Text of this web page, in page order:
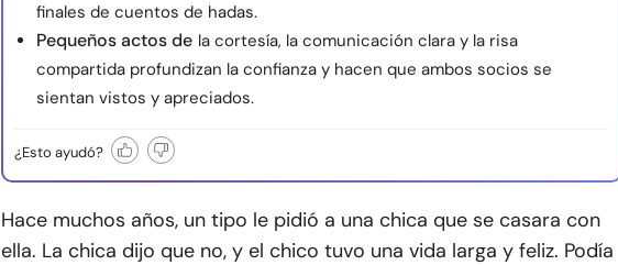
finales de cuentos de hadas.
Pequeños actos de la cortesía, la comunicación clara y la risa
compartida profundizan la confianza y hacen que ambos socios se
sientan vistos y apreciados.
¿Esto ayudó?
Hace muchos años, un tipo le pidió a una chica que se casara con
ella. La chica dijo que no, y el chico tuvo una vida larga y feliz. Podía